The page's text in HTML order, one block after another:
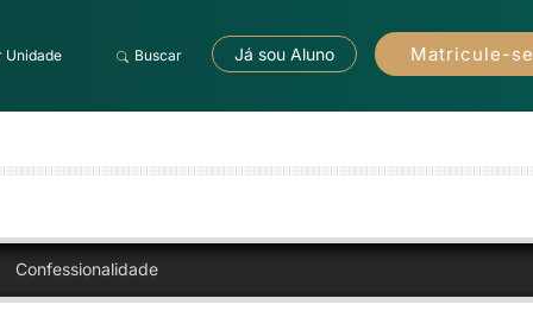
Unidade Buscar Já sou Aluno Matricule-se
Confessionalidade